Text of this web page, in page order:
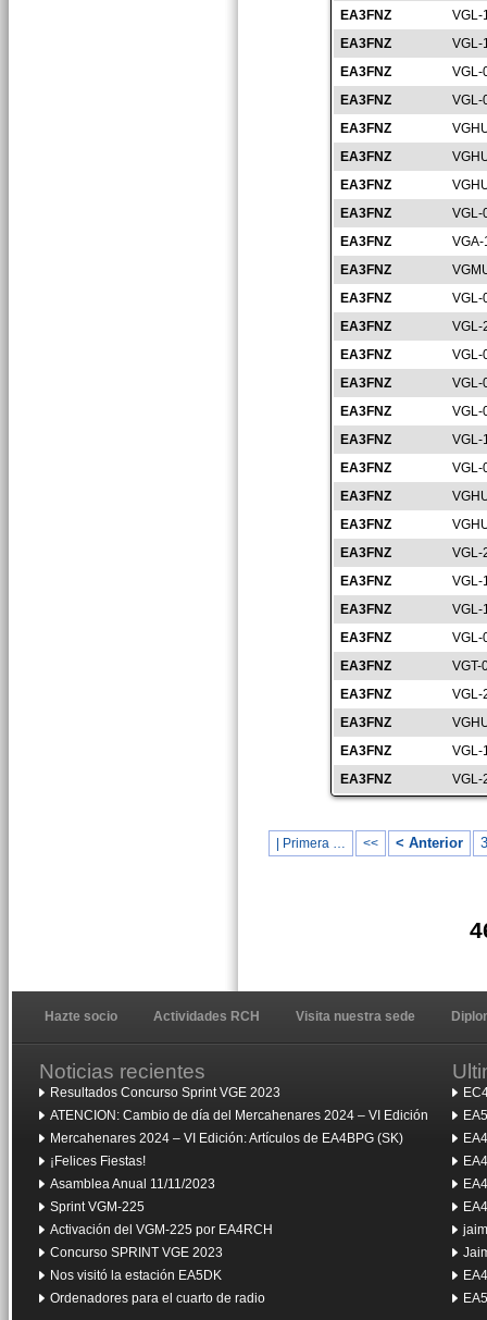
EA3FNZ
VGL-
EA3FNZ
VGL-
EA3FNZ
VGL-
EA3FNZ
VGL-
EA3FNZ
EA3FNZ
EA3FNZ
EA3FNZ
VGL-
EA3FNZ
VGA-
EA3FNZ
EA3FNZ
VGL-
EA3FNZ
VGL-
EA3FNZ
VGL-
EA3FNZ
VGL-
EA3FNZ
VGL-
EA3FNZ
VGL-
EA3FNZ
VGL-
EA3FNZ
EA3FNZ
EA3FNZ
VGL-
EA3FNZ
VGL-
EA3FNZ
VGL-
EA3FNZ
VGL-
EA3FNZ
VGT-
EA3FNZ
VGL-
EA3FNZ
EA3FNZ
VGL-
EA3FNZ
VGL-
| Primera … << < Anterior
Hazte socio Actividades RCH Visita nuestra sede
Noticias recientes
Resultados Concurso Sprint VGE 2023
ATENCION: Cambio de día del Mercahenares 2024 – VI Edición
Mercahenares 2024 – VI Edición: Artículos de EA4BPG (SK)
¡Felices Fiestas!
Asamblea Anual 11/11/2023
Sprint VGM-225
Activación del VGM-225 por EA4RCH
Concurso SPRINT VGE 2023
Nos visitó la estación EA5DK
Ordenadores para el cuarto de radio